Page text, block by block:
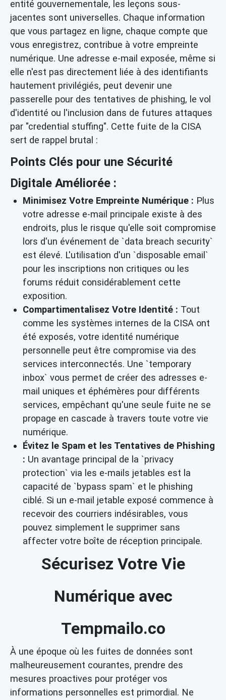
entité gouvernementale, les leçons sous-
jacentes sont universelles. Chaque information
que vous partagez en ligne, chaque compte que
vous enregistrez, contribue à votre empreinte
numérique. Une adresse e-mail exposée, même si
elle n'est pas directement liée à des identifiants
hautement privilégiés, peut devenir une
passerelle pour des tentatives de phishing, le vol
d'identité ou l'inclusion dans de futures attaques
par "credential stuffing". Cette fuite de la CISA
sert de rappel brutal :
Points Clés pour une Sécurité
Digitale Améliorée :
Minimisez Votre Empreinte Numérique : Plus
votre adresse e-mail principale existe à des
endroits, plus le risque qu'elle soit compromise
lors d'un événement de `data breach security`
est élevé. L'utilisation d'un `disposable email`
pour les inscriptions non critiques ou les
forums réduit considérablement cette
exposition.
Compartimentalisez Votre Identité : Tout
comme les systèmes internes de la CISA ont
été exposés, votre identité numérique
personnelle peut être compromise via des
services interconnectés. Une `temporary
inbox` vous permet de créer des adresses e-
mail uniques et éphémères pour différents
services, empêchant qu'une seule fuite ne se
propage en cascade à travers toute votre vie
numérique.
Évitez le Spam et les Tentatives de Phishing
: Un avantage principal de la `privacy
protection` via les e-mails jetables est la
capacité de `bypass spam` et le phishing
ciblé. Si un e-mail jetable exposé commence à
recevoir des courriers indésirables, vous
pouvez simplement le supprimer sans
affecter votre boîte de réception principale.
Sécurisez Votre Vie
Numérique avec
Tempmailo.co
À une époque où les fuites de données sont
malheureusement courantes, prendre des
mesures proactives pour protéger vos
informations personnelles est primordial. Ne